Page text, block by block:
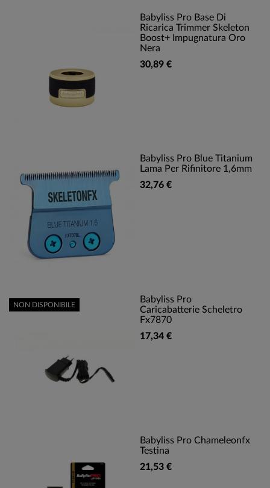
Babyliss Pro Base Di
Ricarica Trimmer Skeleton
Boost+ Impugnatura Oro
Nera
30,89 €
Babyliss Pro Blue Titanium
Lama Per Rifinitore 1,6mm
32,76 €
Babyliss Pro
Caricabatterie Scheletro
Fx7870
17,34 €
NON DISPONIBILE
Babyliss Pro Chameleonfx
Testina
21,53 €